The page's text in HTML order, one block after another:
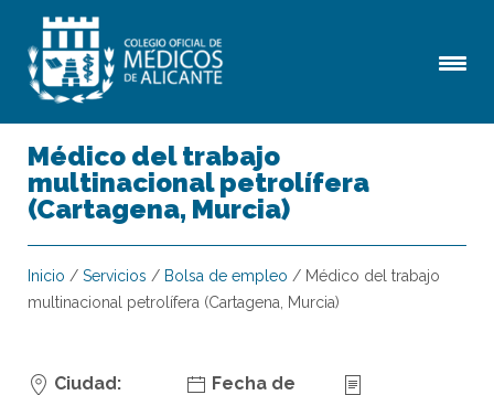
Médico del trabajo
multinacional petrolífera
(Cartagena, Murcia)
Inicio / Servicios / Bolsa de empleo / Médico del trabajo
multinacional petrolífera (Cartagena, Murcia)
Ciudad:
Fecha de